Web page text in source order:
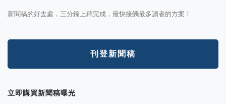
新聞稿的好去處，三分鐘上稿完成，最快接觸最多讀者的方案！
刊登新聞稿
立即購買新聞稿曝光